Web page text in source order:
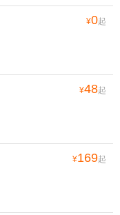
¥0起
¥48起
¥169起